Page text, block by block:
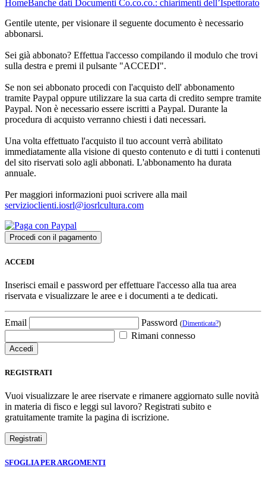
HomeBanche dati Documenti Co.co.co.: chiarimenti dell’Ispettorato
Gentile utente, per visionare il seguente documento è necessario
abbonarsi.
Sei già abbonato? Effettua l'accesso compilando il modulo che trovi
sulla destra e premi il pulsante "ACCEDI".
Se non sei abbonato procedi con l'acquisto dell' abbonamento
tramite Paypal oppure utilizzare la sua carta di credito sempre tramite
Paypal. Non è necessario essere iscritti a Paypal. Durante la
procedura di acquisto verranno chiesti i dati necessari.
Una volta effettuato l'acquisto il tuo account verrà abilitato
immediatamente alla visione di questo contenuto e di tutti i contenuti
del sito riservati solo agli abbonati. L'abbonamento ha durata
annuale.
Per maggiori informazioni puoi scrivere alla mail
servizioclienti.iosrl@iosrlcultura.com
ACCEDI
Inserisci email e password per effettuare l'accesso alla tua area
riservata e visualizzare le aree e i documenti a te dedicati.
Email Password (Dimenticata?)
Rimani connesso
REGISTRATI
Vuoi visualizzare le aree riservate e rimanere aggiornato sulle novità
in materia di fisco e leggi sul lavoro? Registrati subito e
gratuitamente tramite la pagina di iscrizione.
SFOGLIA PER ARGOMENTI